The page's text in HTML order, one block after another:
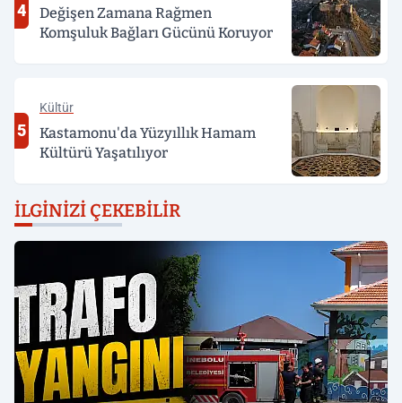
4
Değişen Zamana Rağmen
Komşuluk Bağları Gücünü Koruyor
5
Kültür
Kastamonu'da Yüzyıllık Hamam
Kültürü Yaşatılıyor
İLGINIZI ÇEKEBILIR